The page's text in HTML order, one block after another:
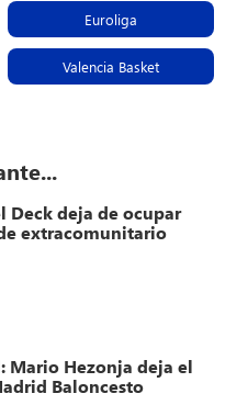
Euroliga
Valencia Basket
Deck deja de ocupar
extracomunitario
Mario Hezonja deja el
Baloncesto